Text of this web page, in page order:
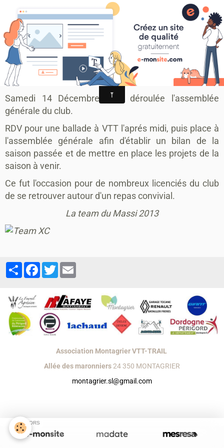
MONTAGRIER VTT-TRAIL
association montagrier sports loisirs
Assemblée générale du club
AG
Samedi 14 Décembre s'est déroulée l'assemblée
générale du club.
RDV pour une ballade à VTT l'aprés midi, puis place à
l'assemblée générale afin d'établir un bilan de la
saison passée et de mettre en place les projets de la
saison à venir.
Ce fut l'occasion pour de nombreux licenciés du club
de se retrouver autour d'un repas convivial.
La team du Massi 2013
PartagerFacebook
Twitter
Association Montagrier VTT-TRAIL
Allée des maronniers24 350 MONTAGRIER
montagrier.sl@gmail.com
SPONSORS